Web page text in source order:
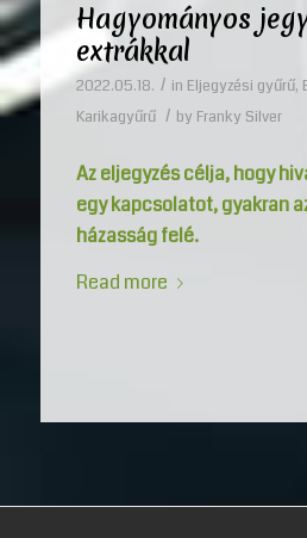
Hagyományos
extrákkal
2022.05.18. / in Eljegyzési gyűrű,
Karikagyűrű / by Franky Silver
Az eljegyzés célja, hogy
egy kapcsolatot, gyakran
házasság felé.
Read more